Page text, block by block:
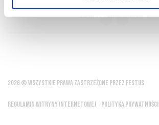
powiedzenie chińskie
2026 © WSZYSTKIE PRAWA ZASTRZEŻONE PRZEZ FESTUS
REGULAMIN WITRYNY INTERNETOWEJ POLITYKA PRYWATNOŚCI